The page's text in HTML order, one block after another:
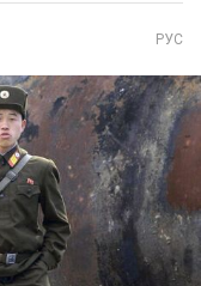
РУС